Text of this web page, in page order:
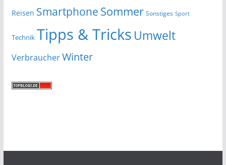
Reisen Smartphone Sommer Sonstiges Sport
Technik Tipps & Tricks Umwelt
VerbraucherWinter